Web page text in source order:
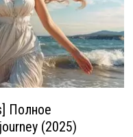
Полное
(2025)